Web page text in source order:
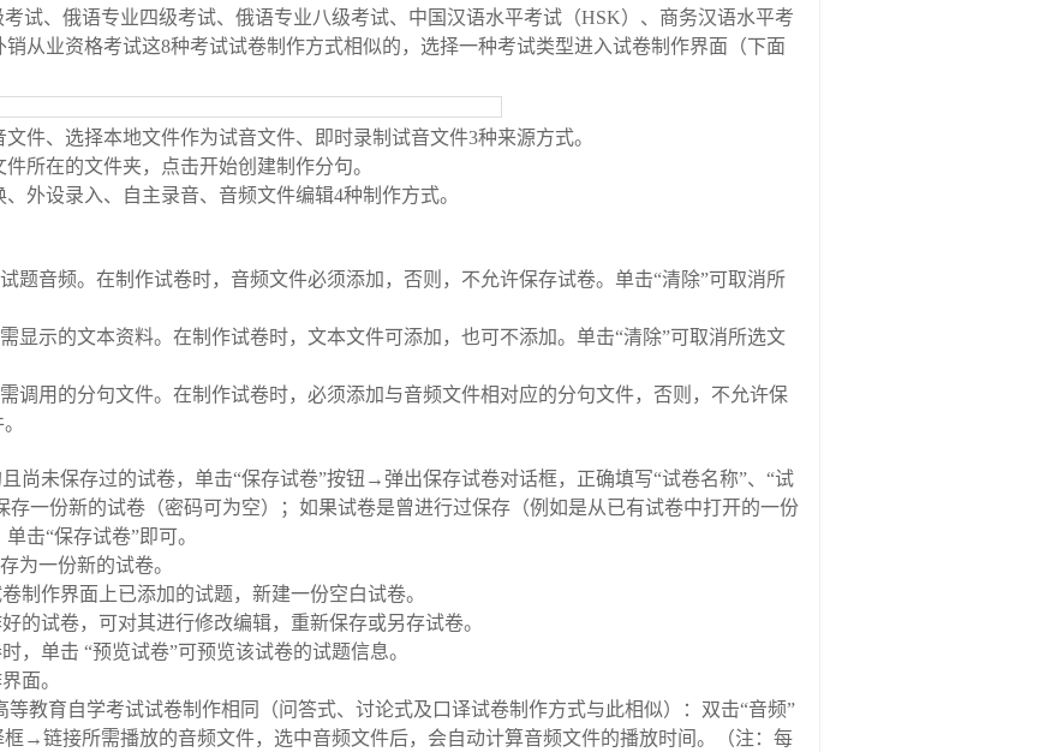
试、俄语专业四级考试、俄语专业八级考试、中国汉语水平考试（HSK）、商务汉语水平考
销从业资格考试这8种考试试卷制作方式相似的，选择一种考试类型进入试卷制作界面（下面
件、选择本地文件作为试音文件、即时录制试音文件3种来源方式。
所在的文件夹，点击开始创建制作分句。
外设录入、自主录音、音频文件编辑4种制作方式。
题音频。在制作试卷时，音频文件必须添加，否则，不允许保存试卷。单击“清除”可取消所
显示的文本资料。在制作试卷时，文本文件可添加，也可不添加。单击“清除”可取消所选文
调用的分句文件。在制作试卷时，必须添加与音频文件相对应的分句文件，否则，不允许保
尚未保存过的试卷，单击“保存试卷”按钮 → 弹出保存试卷对话框，正确填写“试卷名称”、 “试
存一份新的试卷（密码可为空）；如果试卷是曾进行过保存（例如是从已有试卷中打开的一份
单击“保存试卷”即可。
为一份新的试卷。
制作界面上已添加的试题，新建一份空白试卷。
的试卷，可对其进行修改编辑，重新保存或另存试卷。
，单击 “预览试卷”可预览该试卷的试题信息。
面。
等教育自学考试试卷制作相同（问答式、讨论式及口译试卷制作方式与此相似）：双击“音频”
框 →链接所需播放的音频文件，选中音频文件后，会自动计算音频文件的播放时间。（注：每